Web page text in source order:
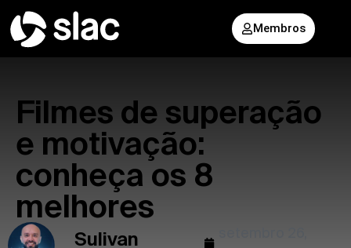
Membros
Filmes de superação
e motivação:
conheça os 8
melhores
Sulivan